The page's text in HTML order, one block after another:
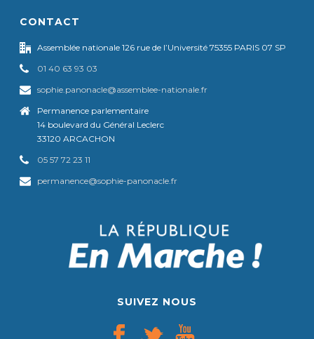
CONTACT
Assemblée nationale 126 rue de l’Université 75355 PARIS 07 SP
01 40 63 93 03
sophie.panonacle@assemblee-nationale.fr
Permanence parlementaire
14 boulevard du Général Leclerc
33120 ARCACHON
05 57 72 23 11
permanence@sophie-panonacle.fr
SUIVEZ NOUS